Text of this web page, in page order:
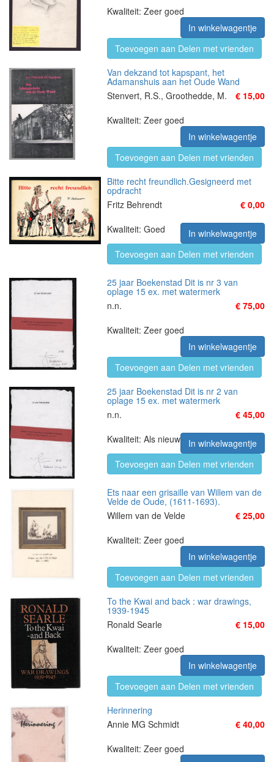
Kwaliteit: Zeer goed
In winkelwagentje
Toevoegen aan Delen met vrienden
Van dekzand tot kapspant, het
Adamanshuis aan het Oude Wand
Stenvert, R.S., Groothedde, M.
€ 15,00
Kwaliteit: Zeer goed
In winkelwagentje
Toevoegen aan Delen met vrienden
Bitte recht freundlich.Gesigneerd met
opdracht
Fritz Behrendt
€ 0,00
Kwaliteit: Goed
In winkelwagentje
Toevoegen aan Delen met vrienden
25 jaar Boekenstad Dit is nr 3 van
oplage 15 ex. met watermerk
n.n.
€ 75,00
Kwaliteit: Zeer goed
In winkelwagentje
Toevoegen aan Delen met vrienden
25 jaar Boekenstad Dit is nr 2 van
oplage 15 ex. met watermerk
n.n.
€ 45,00
Kwaliteit: Als nieuw
In winkelwagentje
Toevoegen aan Delen met vrienden
Ets naar een grisaille van Willem van de
Velde de Oude, (1611-1693).
Willem van de Velde
€ 25,00
Kwaliteit: Zeer goed
In winkelwagentje
Toevoegen aan Delen met vrienden
To the Kwai and back : war drawings,
1939-1945
Ronald Searle
€ 15,00
Kwaliteit: Zeer goed
In winkelwagentje
Toevoegen aan Delen met vrienden
Herinnering
Annie MG Schmidt
€ 40,00
Kwaliteit: Zeer goed